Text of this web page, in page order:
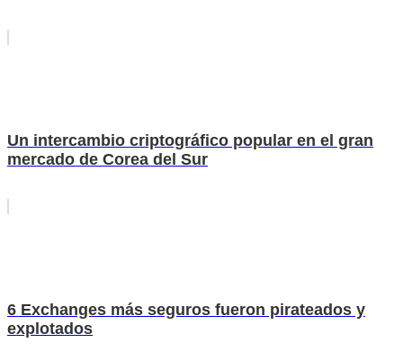
Un intercambio criptográfico popular en el gran
mercado de Corea del Sur
6 Exchanges más seguros fueron pirateados y
explotados